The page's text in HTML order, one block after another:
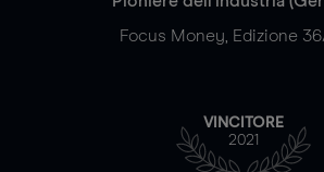
Focus Money, Edizione
VINCITORE
2021